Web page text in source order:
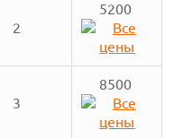
2
5200
3
8500